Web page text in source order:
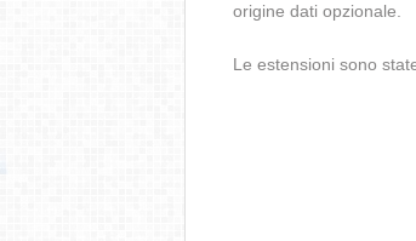
origine dati opzionale.
Le estensioni sono